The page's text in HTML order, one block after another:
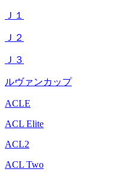
Ｊ１
Ｊ２
Ｊ３
ルヴァンカップ
ACLE
ACL Elite
ACL2
ACL Two